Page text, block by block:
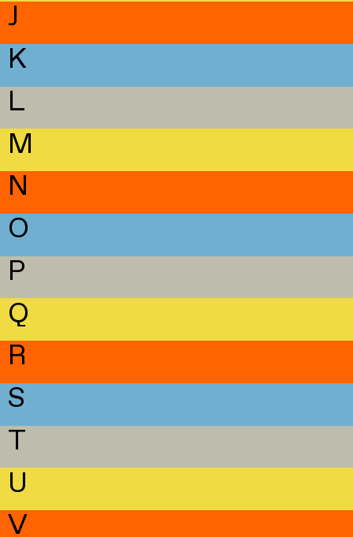
J
K
L
M
N
O
P
Q
R
S
T
U
V